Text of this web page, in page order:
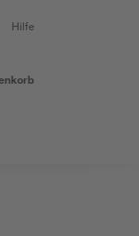
Hilfe